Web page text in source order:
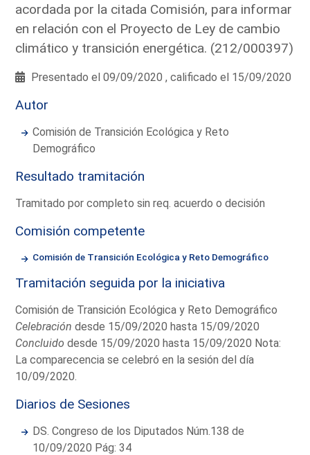
acordada por la citada Comisión, para informar
en relación con el Proyecto de Ley de cambio
climático y transición energética. (212/000397)
Presentado el 09/09/2020 , calificado el 15/09/2020
Autor
Comisión de Transición Ecológica y Reto
Demográfico
Resultado tramitación
Tramitado por completo sin req. acuerdo o decisión
Comisión competente
Comisión de Transición Ecológica y Reto Demográfico
Tramitación seguida por la iniciativa
Comisión de Transición Ecológica y Reto Demográfico
Celebración desde 15/09/2020 hasta 15/09/2020
Concluido desde 15/09/2020 hasta 15/09/2020 Nota:
La comparecencia se celebró en la sesión del día
10/09/2020.
Diarios de Sesiones
DS. Congreso de los Diputados Núm.138 de
10/09/2020 Pág: 34